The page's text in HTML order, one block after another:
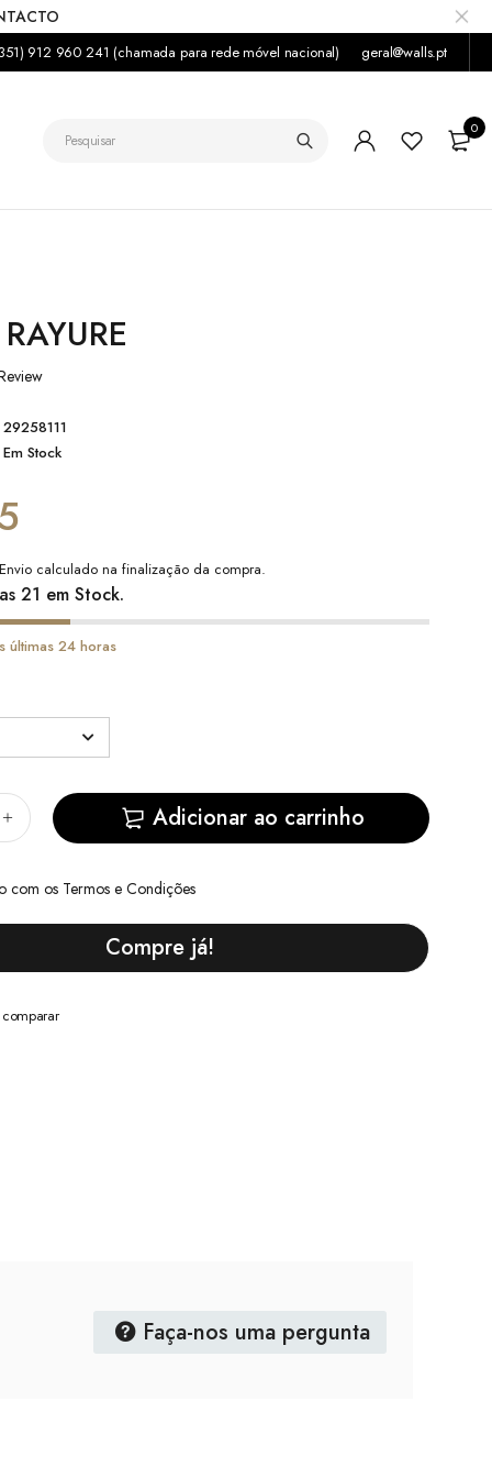
912 960 241 (chamada para rede móvel nacional) geral@walls.pt
0
29258111
Em Stock
Envio calculado na finalização da compra.
21 em Stock.
últimas 24 horas
Adicionar ao carrinho
comos Termos e Condições
Compre já!
Faça-nos uma pergunta